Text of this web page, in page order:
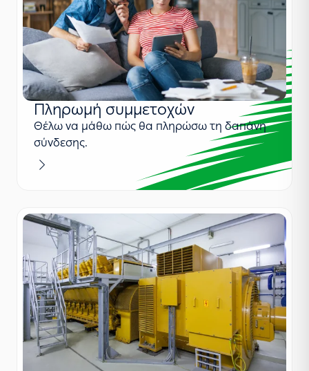
Πληρωμή συμμετοχών
Θέλω να μάθω πώς θα πληρώσω τη δαπάνη
σύνδεσης.
Μαθαίνω περισσότερα